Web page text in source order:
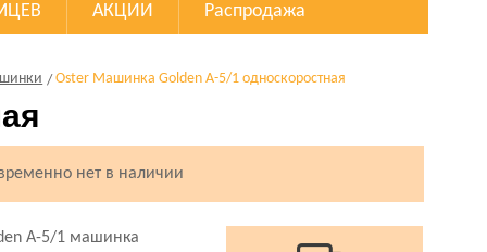
АКЦИИ Распродажа
Oster Машинка Golden A-5/1 односкоростная
временно нет в наличии
A-5/1 машинка